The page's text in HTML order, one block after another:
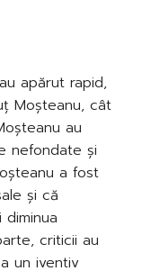
apărut rapid,
Moșteanu, cât
au
nefondate și
a fost
și că
criticii au
un iventiv